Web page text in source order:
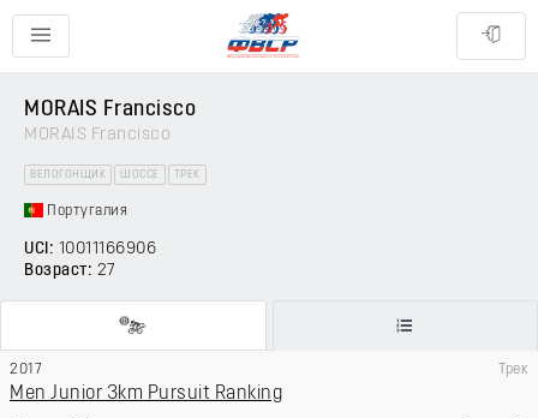
MORAIS Francisco
MORAIS Francisco
ВЕЛОГОНЩИК ШОССЕ ТРЕК
Португалия
UCI: 10011166906
Возраст: 27
2017 Трек
Men Junior 3km Pursuit Ranking